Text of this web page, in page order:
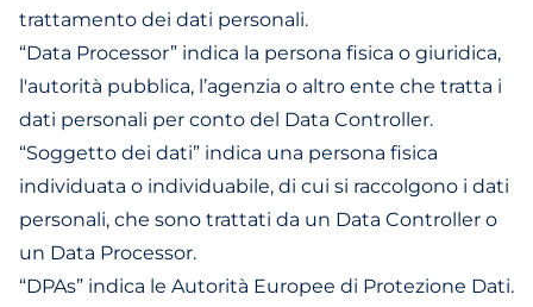
trattamento dei dati personali.
“Data Processor” indica la persona fisica o giuridica,
l'autorità pubblica, l’agenzia o altro ente che tratta i
dati personali per conto del Data Controller.
“Soggetto dei dati” indica una persona fisica
individuata o individuabile, di cui si raccolgono i dati
personali, che sono trattati da un Data Controller o
un Data Processor.
“DPAs” indica le Autorità Europee di Protezione Dati.